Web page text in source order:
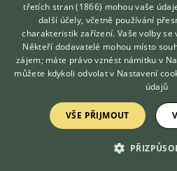
Ano, jsou to britské stříbřité
mramorované. :) Viz např. :
rvall.cz/
. Dost lidí pak i do
whiskas (kolikrát to i komolí
Nahlásit
Citovat
Neregistrovaný uživatel
třetích stran (1866) mohou vaše
další účely, včetně používání
charakteristik zařízení. Vaše volby se
Někteří dodavatelé mohou místo
zájem; máte právo vznést námitku v
můžete kdykoli odvolat v Nastavení
údajů
VŠE PŘIJMOUT